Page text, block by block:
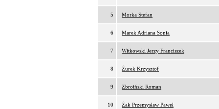
5 Morka Stefan
6 Marek Adriana Sonia
7 Witkowski Jerzy Franciszek
8 Żurek Krzysztof
9 Zbroiński Roman
10 Żak Przemysław Paweł